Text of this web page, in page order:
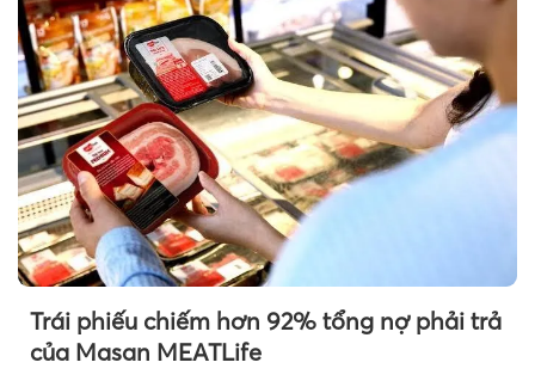
Trái phiếu chiếm hơn 92% tổng nợ phải trả
của Masan MEATLife